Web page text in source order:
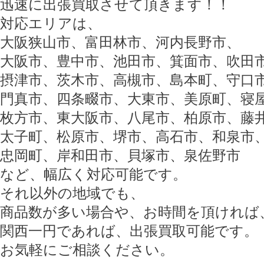
迅速に出張買取させて頂きます！！
対応エリアは、
大阪狭山市、富田林市、河内長野市、
大阪市、豊中市、池田市、箕面市、吹田
摂津市、茨木市、高槻市、島本町、守口
門真市、四条畷市、大東市、美原町、寝
枚方市、東大阪市、八尾市、柏原市、藤
太子町、松原市、堺市、高石市、和泉市
忠岡町、岸和田市、貝塚市、泉佐野市
など、幅広く対応可能です。
それ以外の地域でも、
商品数が多い場合や、お時間を頂ければ
関西一円であれば、出張買取可能です。
お気軽にご相談ください。